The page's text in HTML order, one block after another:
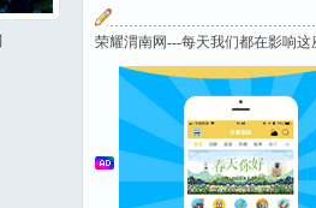
荣耀渭南网---每天我们都在影响这